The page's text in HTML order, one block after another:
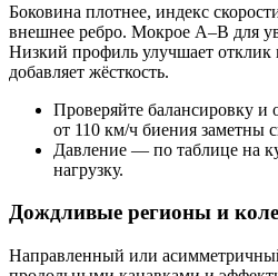
Боковина плотнее, индекс
внешнее ребро. Мокрое A–B для
Низкий профиль улучшает отклик
добавляет жёсткость.
Проверяйте балансировку и
от 110 км/ч биения заметны
Давление — по таблице на
нагрузку.
Дождливые регионы и
Направленный или